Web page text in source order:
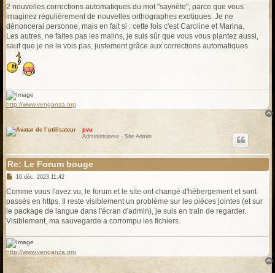
s
s
a
g
2 nouvelles corrections automatiques du mot "saynète", parce que vous
imaginez régulièrement de nouvelles orthographes exotiques. Je ne
dénoncerai personne, mais en fait si : cette fois c'est Caroline et Marina.
Les autres, ne faites pas les malins, je suis sûr que vous vous plantez aussi,
sauf que je ne le vois pas, justement grâce aux corrections automatiques
http://www.venganza.org
pvu
Administrateur - Site Admin
Re: Le Forum bouge
M
s
s
a
g
e
16 déc. 2023 11:42
Comme vous l'avez vu, le forum et le site ont changé d'hébergement et sont
passés en https. Il reste visiblement un problème sur les pièces jointes (et sur
le package de langue dans l'écran d'admin), je suis en train de regarder.
Visiblement, ma sauvegarde a corrompu les fichiers.
http://www.venganza.org